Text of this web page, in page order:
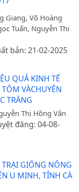
Giang, Võ Hoàng
Tuấn, Nguyễn Thị
bản: 21-02-2025
QUẢ KINH TẾ
VÀCHUYÊN
TRĂNG
Thị Hồng Vân
đăng: 04-08-
GIỐNG NÔNG
U MINH, TỈNH CÀ